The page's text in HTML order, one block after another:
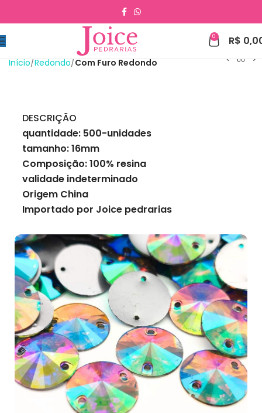
0 R$
Início Redondo Com Furo Redondo
DESCRIÇÃO
quantidade: 500-unidades
tamanho: 16mm
Composição: 100% resina
validade indeterminado
Origem China
Importado por Joice pedrarias